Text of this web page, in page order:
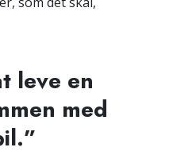
leve en
med